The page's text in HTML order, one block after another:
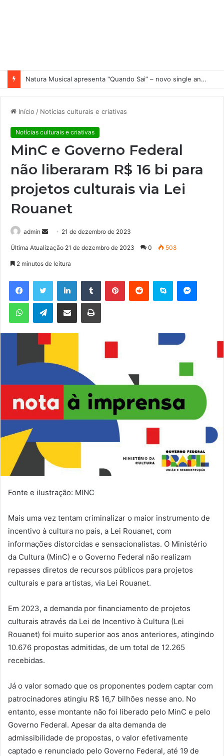
Natura Musical apresenta “Quando Sai” – novo single antecipa estreia do primeiro álbum solo de Elisa Maia
Início / Notícias culturais e criativas
Notícias culturais e criativas
MinC e Governo Federal
não liberaram R$ 16 bi para
projetos culturais via Lei
Rouanet
admin
d
e
m
i
21 de dezembro de 2023
Última Atualização 21 de dezembro de 2023 0 508
2 minutos de leitura
Telegram
Fonte e ilustração: MINC
Mais uma vez tentam criminalizar o maior instrumento de
incentivo à cultura no país, a Lei Rouanet, com
informações distorcidas e sensacionalistas. O Ministério
da Cultura (MinC) e o Governo Federal não realizam
repasses diretos de recursos públicos para projetos
culturais e para artistas, via Lei Rouanet.
Em 2023, a demanda por financiamento de projetos
culturais através da Lei de Incentivo à Cultura (Lei
Rouanet) foi muito superior aos anos anteriores, atingindo
10.676 propostas admitidas, de um total de 12.265
recebidas.
Já o valor somado que os proponentes podem captar com
patrocinadores atingiu R$ 16,7 bilhões nesse ano. No
entanto, esse montante não foi liberado pelo MinC e pelo
Governo Federal. Apesar da alta demanda de
admissibilidade de propostas, o valor efetivamente
captado e renunciado pelo Governo Federal, até 19 de